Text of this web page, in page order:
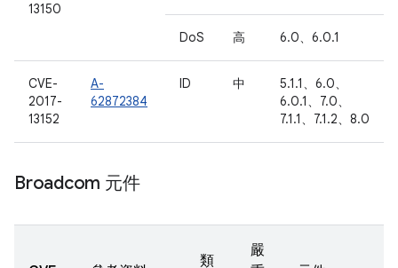
13150
DoS 高 6.0、6.0.1
CVE-
2017-
13152
A-
62872384
ID 中
5.1.1、6.0、
6.0.1、7.0、
7.1.1、7.1.2、8.0
Broadcom 元件
類
嚴